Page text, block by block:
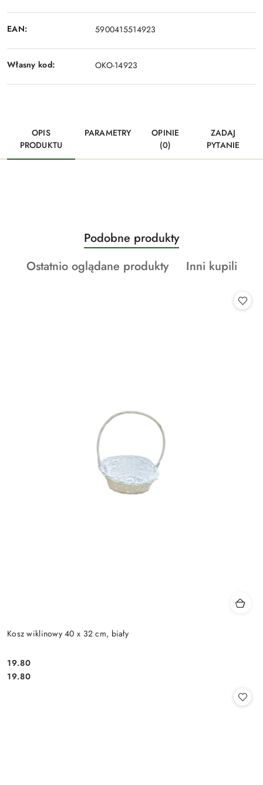
EAN: 5900415514923
Własny kod: OKO-14923
OPIS
PRODUKTU
PARAMETRY
OPINIE
(0)
ZADAJ
PYTANIE
Pomiń karuzelę produktów
Produkty
o
statusie:
Podobne produkty
Produkty
Ostatnio oglądane produkty
Produkty
Inni kupili
Kosz wiklinowy 40 x 32 cm, biały
Cena:
19.80
Cena:
19.80